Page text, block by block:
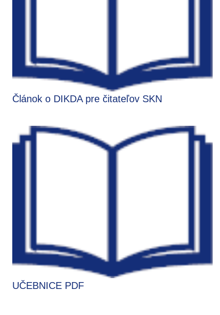
Článok o DIKDA pre čitateľov SKN
UČEBNICE PDF